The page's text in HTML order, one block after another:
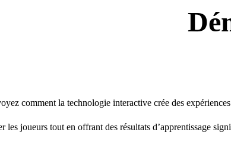
comment la technologie interactive crée des
les joueurs tout en offrant des résultats d’apprentissage